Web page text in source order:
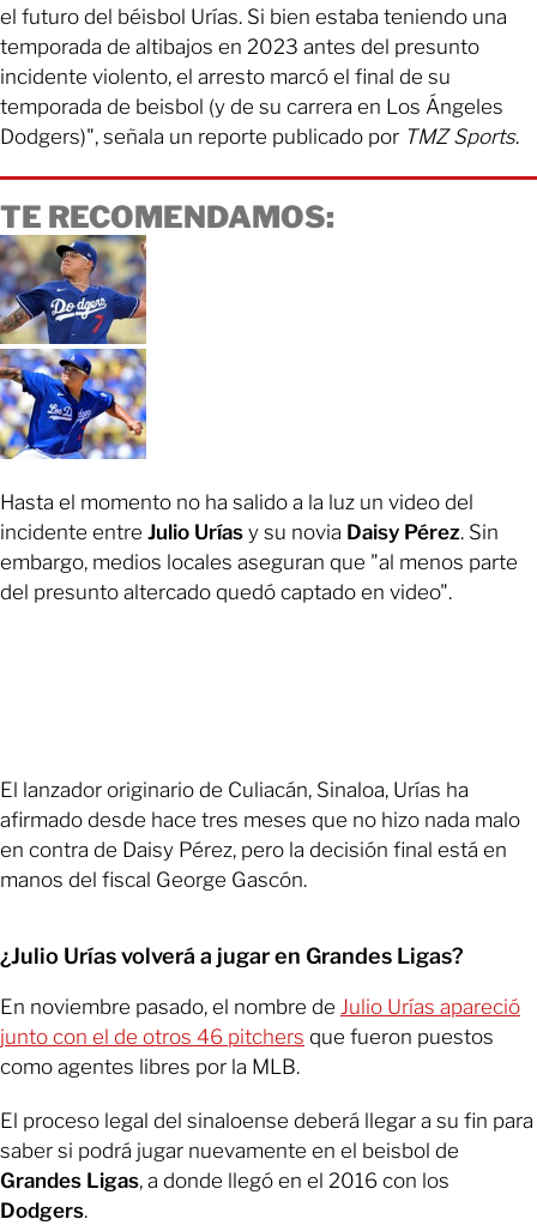
el futuro del béisbol Urías. Si bien estaba teniendo una
temporada de altibajos en 2023 antes del presunto
incidente violento, el arresto marcó el final de su
temporada de beisbol (y de su carrera en Los Ángeles
Dodgers)", señala un reporte publicado por TMZ Sports.
TE RECOMENDAMOS:
Hasta el momento no ha salido a la luz un video del
incidente entre Julio Urías y su novia Daisy Pérez. Sin
embargo, medios locales aseguran que "al menos parte
del presunto altercado quedó captado en video".
El lanzador originario de Culiacán, Sinaloa, Urías ha
afirmado desde hace tres meses que no hizo nada malo
en contra de Daisy Pérez, pero la decisión final está en
manos del fiscal George Gascón.
¿Julio Urías volverá a jugar en Grandes Ligas?
En noviembre pasado, el nombre de Julio Urías apareció
junto con el de otros 46 pitchers que fueron puestos
como agentes libres por la MLB.
El proceso legal del sinaloense deberá llegar a su fin para
saber si podrá jugar nuevamente en el beisbol de
Grandes Ligas, a donde llegó en el 2016 con los
Dodgers.